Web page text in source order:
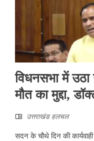
विधनसभा में उठा
मौत का मुद्दा,
उत्तराखंड हलचल
सदन के चौथे दिन की